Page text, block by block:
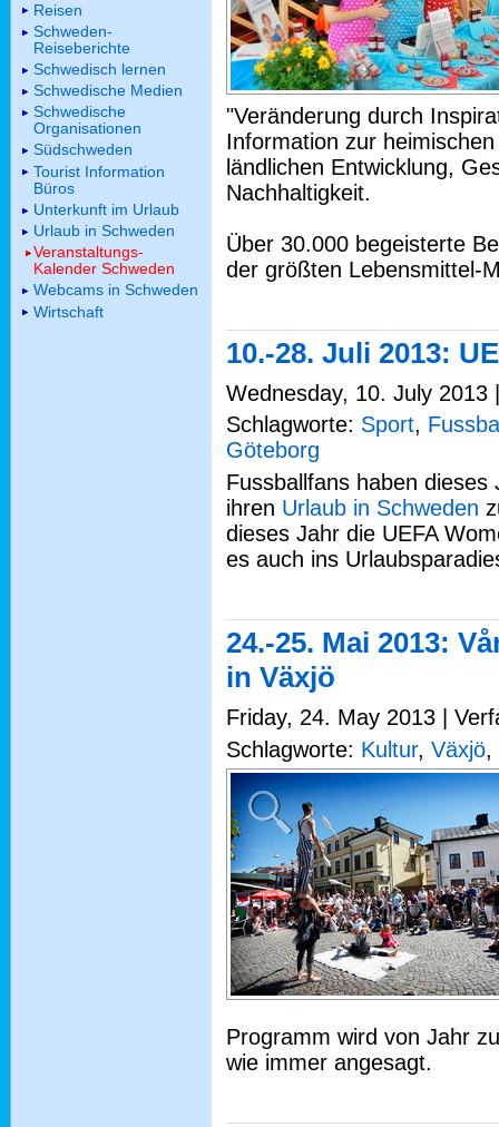
"Veränderung durch
Information zur
ländlichen Entwicklung,
Nachhaltigkeit.
Über 30.000 begeisterte
der größten Lebensmittel-
10.-28. Juli 2013:
Wednesday, 10. July 2013
Schlagworte: Sport,
Göteborg
Fussballfans haben
ihren Urlaub in Schweden
dieses Jahr die UEFA
es auch ins
24.-25. Mai 2013:
in Växjö
Friday, 24. May 2013 |
Schlagworte: Kultur, Växjö,
Programm wird von Jahr
wie immer angesagt.
Reisen
Schweden-
Reiseberichte
Schwedisch lernen
Schwedische Medien
Schwedische
Organisationen
Südschweden
Tourist Information
Büros
Unterkunft im Urlaub
Urlaub in Schweden
Veranstaltungs-
Kalender Schweden
Webcams in Schweden
Wirtschaft